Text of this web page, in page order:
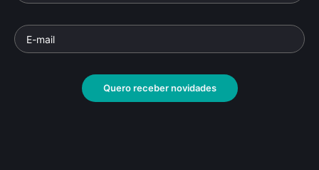
Quero receber novidades